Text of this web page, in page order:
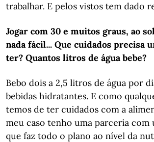
trabalhar. E pelos vistos tem dado
Jogar com 30 e muitos graus, ao
nada fácil... Que cuidados precisa
ter? Quantos litros de água bebe?
Bebo dois a 2,5 litros de água por
bebidas hidratantes. E como
temos de ter cuidados com a
meu caso tenho uma parceria com
que faz todo o plano ao nível da